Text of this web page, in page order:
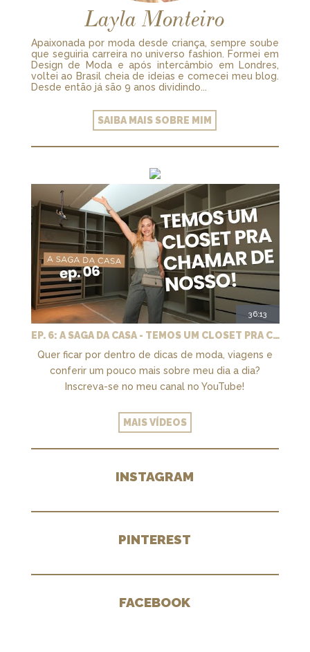
Layla Monteiro
Apaixonada por moda desde criança, sempre soube
que seguiria carreira no universo fashion. Formei em
Design de Moda e após intercâmbio em Londres,
voltei ao Brasil cheia de ideias e comecei meu blog.
Desde então já são 9 anos dividindo...
SAIBA MAIS SOBRE MIM
36:13
EP. 6: A SAGA DA CASA - TEMOS UM CLOSET PRA CHAMAR DE NOSSO + MARCENARIA E PAISAGISMO
Quer ficar por dentro de dicas de moda, viagens e
conferir um pouco mais sobre meu dia a dia?
Inscreva-se no meu canal no YouTube!
MAIS VÍDEOS
INSTAGRAM
PINTEREST
FACEBOOK